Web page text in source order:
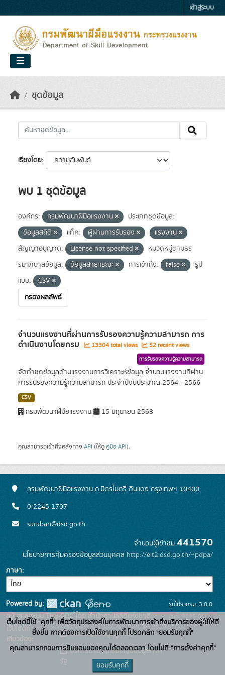
เข้าสู่ระบบ
ชุดข้อมูล
เรียงโดย
พบ 1 ชุดข้อมูล
องค์กร: กรมพัฒนาฝีมือแรงงาน
ประเภทชุดข้อมูล:
ข้อมูลสถิติ
แท็ค: ผู้ผ่านการรับรอง
แรงงาน
สัญญาอนุญาต:
License not specified
หมวดหมู่ตามธร
รมาภิบาลข้อมูล:
ข้อมูลสาธารณะ การเข้าถึง: false
รูป
แบบ:
CSV
กรองผลลัพธ์
จำนวนแรงงานที่ผ่านการรับรองความรู้ความสามารถ การ
ดำเนินงานโดยกรม 13304 total views 52 recent views
การรับรองความรู้ความสามารถ
จัดทำชุดข้อมูลด้านแรงงานการวิเคราะห์ข้อมูล จำนวนแรงงานที่ผ่าน
การรับรองความรู้ความสามารถ ประจำปีงบประมาณ 2564 - 2566
CSV
กรมพัฒนาฝีมือแรงงาน 15 มิถุนายน 2568
คุณสามารถเข้าถึงคลังทาง API (ให้ดู คู่มือ API).
กรมพัฒนาฝีมือแรงงาน ถ.มิตรไมตรี ดินแดง กรุงเทพฯ 10400
0-2245-1707
saraban@dsd.go.th
จำนวนผู้เข้าชม 441570
นโยบายการคุ้มครองข้อมูลส่วนบุคคล http://eit2.dsd.go.th/~pdpa/
ภาษา
Powered by:
สนับสนุนระบบ Thai-GDC โดย สำนักงานสถิติแห่งชาติ
เว็บไซต์ที่
เกี่ยวข้อง:
ระบบบัญชีข้อมูลภาครัฐ
บริการนามานุกรมบัญชีข้อมูลภาค
รุ่นโปรแกรม: 3.0.0
วันที่: 2025-06-
10
เว็บไซต์นี้ใช้ "คุกกี้" เพื่อวัตถุประสงค์ในการพัฒนาการเข้าถึงบริการของผู้ใช้ให้ดี
ยิ่งขึ้น หากต้องการเปิดใช้งานคุกกี้ โปรดคลิก "ยอมรับคุกกี้"
คุณสามารถถอนการยินยอมของคุณได้ตลอดเวลา โดยไปที่ "การตั้งค่าคุกกี้"
ยอมรับคุกกี้
x